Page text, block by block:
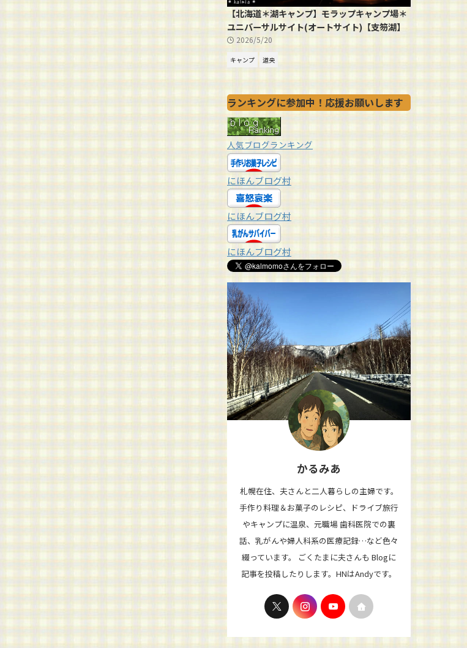
【北海道＊湖キャンプ】モラップキャンプ場＊
ユニバーサルサイト(オートサイト)【支笏湖】
2026/5/20
キャンプ 道央
ランキングに参加中！応援お願いします
人気ブログランキング
にほんブログ村
にほんブログ村
にほんブログ村
かるみあ
札幌在住、夫さんと二人暮らしの主婦です。
手作り料理＆お菓子のレシピ、ドライブ旅行
やキャンプに温泉、元職場 歯科医院での裏
話、乳がんや婦人科系の医療記録…など色々
綴っています。 ごくたまに夫さんも Blogに
記事を投稿したりします。HNはAndyです。